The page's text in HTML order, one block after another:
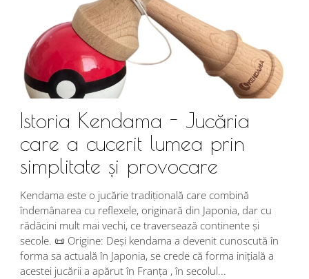
Istoria Kendama - Jucăria
care a cucerit lumea prin
simplitate și provocare
Kendama este o jucărie tradițională care combină
îndemânarea cu reflexele, originară din Japonia, dar cu
rădăcini mult mai vechi, ce traversează continente și
secole. 📜 Origine: Deși kendama a devenit cunoscută în
forma sa actuală în Japonia, se crede că forma inițială a
acestei jucării a apărut în Franța , în secolul...